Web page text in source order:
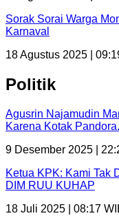
Sorak Sorai Warga
Karnaval
18 Agustus 2025 |
Politik
Agusrin Najamudin
Karena Kotak
9 Desember 2025 |
Ketua KPK: Kami Tak
DIM RUU KUHAP
18 Juli 2025 | 08:17